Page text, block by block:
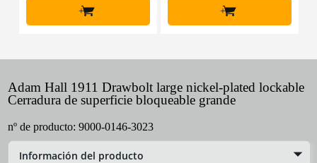
+ +
Adam Hall 1911 Drawbolt large nickel-plated lockable
Cerradura de superficie bloqueable grande
nº de producto: 9000-0146-3023
Información del producto